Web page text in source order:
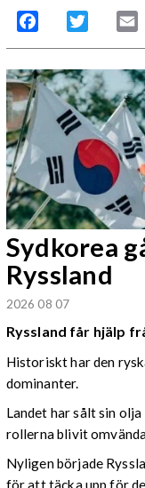
Facebook Twitter
Sydkorea
Ryssland
2026 08 07
Ryssland får hjälp
Historiskt har den
dominanter.
Landet har sålt sin
rollerna blivit
Nyligen började
för att täcka upp för